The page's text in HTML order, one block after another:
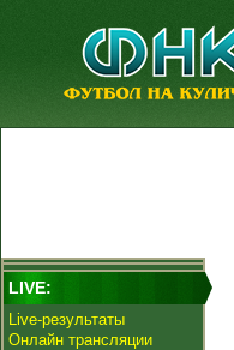
LIVE:
Live-результаты
Онлайн трансляции